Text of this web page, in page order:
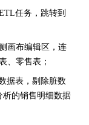
任务，跳转到
画布编辑区，连
、零售表；
据表，剔除脏数
析的销售明细数据